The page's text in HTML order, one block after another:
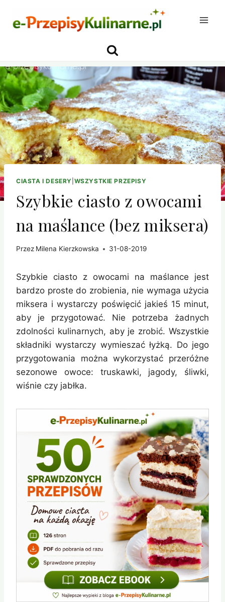
CIASTA I DESERY WSZYSTKIE PRZEPISY
Szybkie ciasto z owocami
na maślance (bez miksera)
Przez Milena Kierzkowska 31-08-2019
Szybkie ciasto z owocami na maślance jest
bardzo proste do zrobienia, nie wymaga użycia
miksera i wystarczy poświęcić jakieś 15 minut,
aby je przygotować. Nie potrzeba żadnych
zdolności kulinarnych, aby je zrobić. Wszystkie
składniki wystarczy wymieszać łyżką. Do jego
przygotowania można wykorzystać przeróżne
sezonowe owoce: truskawki, jagody, śliwki,
wiśnie czy jabłka.